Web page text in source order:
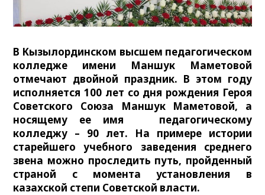
В Кызылординском высшем педагогическом
колледже имени Маншук Маметовой
отмечают двойной праздник. В этом году
исполняется 100 лет со дня рождения Героя
Советского Союза Маншук Маметовой, а
носящему ее имя педагогическому
колледжу – 90 лет. На примере истории
старейшего учебного заведения среднего
звена можно проследить путь, пройденный
страной с момента установления в
казахской степи Советской власти.